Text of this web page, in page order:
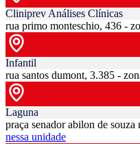
Cliniprev Análises Clínicas
rua primo monteschio, 436 -
Infantil
rua santos dumont, 3.385 -
Laguna
praça senador abilon de
nessa unidade